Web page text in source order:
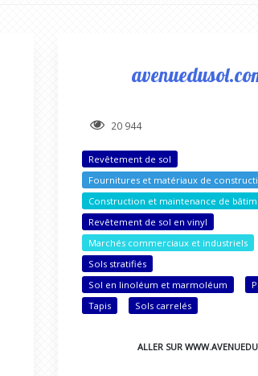
20 944
Revêtement de sol
Fournitures et matériaux de
Construction et maintenance de
Revêtement de sol en vinyl
Marchés commerciaux et industriels
Sols stratifiés
Sol en linoléum et marmoléum
Tapis
Sols carrelés
ALLER SUR